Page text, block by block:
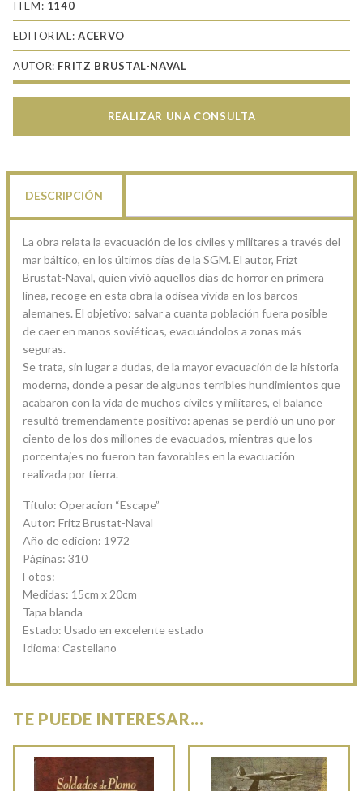
ITEM: 1140
EDITORIAL:ACERVO
AUTOR: FRITZ BRUSTAL-NAVAL
REALIZAR UNA CONSULTA
DESCRIPCIÓN
La obra relata la evacuación de los civiles y militares a través del
mar báltico, en los últimos días de la SGM. El autor, Frizt
Brustat-Naval, quien vivió aquellos días de horror en primera
línea, recoge en esta obra la odisea vivida en los barcos
alemanes. El objetivo: salvar a cuanta población fuera posible
de caer en manos soviéticas, evacuándolos a zonas más
seguras.
Se trata, sin lugar a dudas, de la mayor evacuación de la historia
moderna, donde a pesar de algunos terribles hundimientos que
acabaron con la vida de muchos civiles y militares, el balance
resultó tremendamente positivo: apenas se perdió un uno por
ciento de los dos millones de evacuados, mientras que los
porcentajes no fueron tan favorables en la evacuación
realizada por tierra.
Título: Operacion “Escape”
Autor: Fritz Brustat-Naval
Año de edicion: 1972
Páginas: 310
Fotos: –
Medidas: 15cm x 20cm
Tapa blanda
Estado: Usado en excelente estado
Idioma: Castellano
TE PUEDE INTERESAR...